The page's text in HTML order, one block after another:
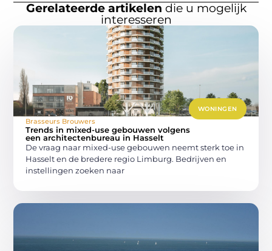
Gerelateerde artikelen die u mogelijk
interesseren
WONINGEN
Brasseurs Brouwers
Trends in mixed-use gebouwen volgens
een architectenbureau in Hasselt
De vraag naar mixed-use gebouwen neemt sterk toe in
Hasselt en de bredere regio Limburg. Bedrijven en
instellingen zoeken naar